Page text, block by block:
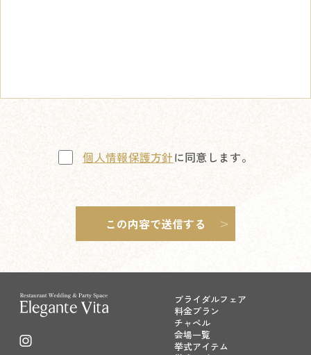
個人情報保護方針に同意します。
ブライダルフェア
料金プラン
チャペル
会場一覧
挙式アイテム